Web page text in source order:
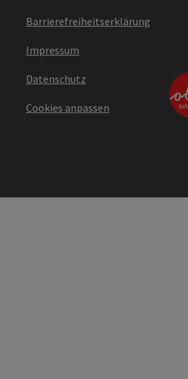
Barrierefreiheitserklärung
Impressum
Datenschutz
Cookies anpassen